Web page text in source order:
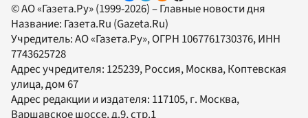
© АО «Газета.Ру» (1999-2026) – Главные новости дня
Название: Газета.Ru (Gazeta.Ru)
Учредитель:АО «Газета.Ру», ОГРН 1067761730376, ИНН
7743625728
Адрес учредителя: 125239, Россия, Москва, Коптевская
улица, дом 67
Адрес редакции и издателя: 117105, г. Москва,